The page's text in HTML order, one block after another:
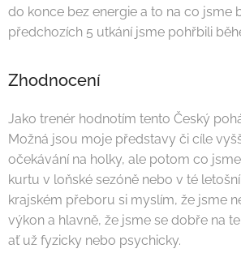
do konce bez energie a to na co jsme
předchozích 5 utkání jsme pohřbili
Zhodnocení
Jako trenér hodnotím tento Český
Možná jsou moje představy či cíle
očekávání na holky, ale potom co
kurtu v loňské sezóně nebo v té
krajském přeboru si myslím, že jsme
výkon a hlavně, že jsme se dobře na
ať už fyzicky nebo psychicky.